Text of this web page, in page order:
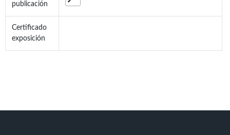
publicación
Certificado
exposición